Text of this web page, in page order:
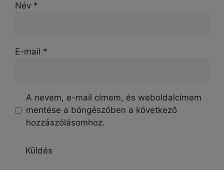
Név *
E-mail *
A nevem, e-mail címem, és weboldalcímem
mentése a böngészőben a következő
hozzászólásomhoz.